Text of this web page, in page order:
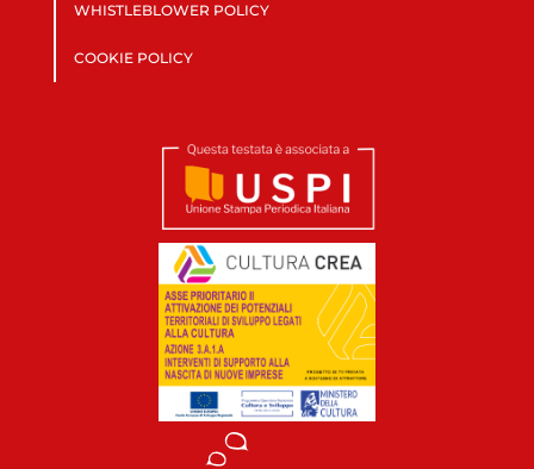
WHISTLEBLOWER POLICY
COOKIE POLICY